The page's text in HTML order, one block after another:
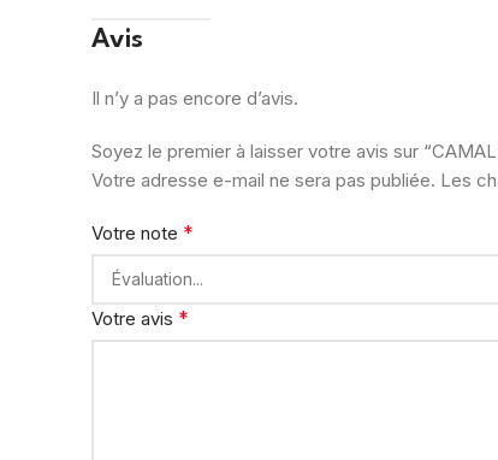
Avis
Il n’y a pas encore d’avis.
Soyez le premier à laisser votre avis sur
Votre adresse e-mail ne sera pas publiée. Les
Votre note *
Votre avis *